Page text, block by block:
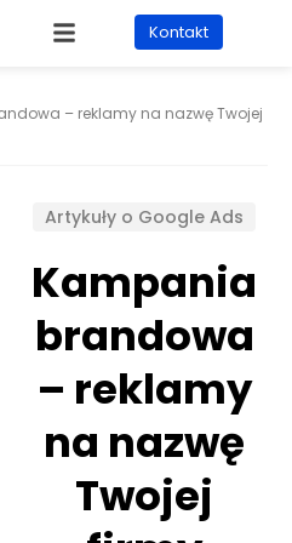
Kontakt
– reklamy na nazwę Twojej
Artykuły o Google Ads
Kampania
brandowa
– reklamy
na nazwę
Twojej